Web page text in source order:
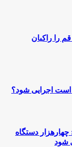
قم را راکبان
است اجرایی شود؟
دستگاه
شود